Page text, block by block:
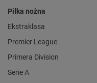
Piłka nożna
Ekstraklasa
Premier League
Primera Division
Serie A